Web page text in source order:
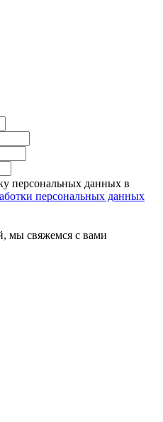
персональных данных в
персональных данных
мы свяжемся с вами